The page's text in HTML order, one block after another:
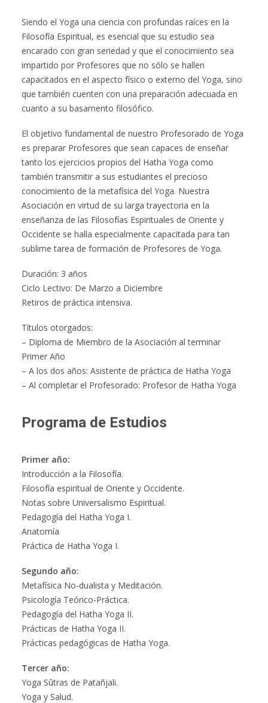
Siendo el Yoga una ciencia con profundas raíces en la
Filosofía Espiritual, es esencial que su estudio sea
encarado con gran seriedad y que el conocimiento sea
impartido por Profesores que no sólo se hallen
capacitados en el aspecto físico o externo del Yoga, sino
que también cuenten con una preparación adecuada en
cuanto a su basamento filosófico.
El objetivo fundamental de nuestro Profesorado de Yoga
es preparar Profesores que sean capaces de enseñar
tanto los ejercicios propios del Hatha Yoga como
también transmitir a sus estudiantes el precioso
conocimiento de la metafísica del Yoga. Nuestra
Asociación en virtud de su larga trayectoria en la
enseñanza de las Filosofías Espirituales de Oriente y
Occidente se halla especialmente capacitada para tan
sublime tarea de formación de Profesores de Yoga.
Duración: 3 años
Ciclo Lectivo: De Marzo a Diciembre
Retiros de práctica intensiva.
Títulos otorgados:
– Diploma de Miembro de la Asociación al terminar
Primer Año
– A los dos años: Asistente de práctica de Hatha Yoga
– Al completar el Profesorado: Profesor de Hatha Yoga
Programa de Estudios
Primer año:
Introducción a la Filosofía.
Filosofía espiritual de Oriente y Occidente.
Notas sobre Universalismo Espiritual.
Pedagogía del Hatha Yoga I.
Anatomía
Práctica de Hatha Yoga I.
Segundo año:
Metafísica No-dualista y Meditación.
Psicología Teórico-Práctica.
Pedagogía del Hatha Yoga II.
Prácticas de Hatha Yoga II.
Prácticas pedagógicas de Hatha Yoga.
Tercer año:
Yoga Sûtras de Patañjali.
Yoga y Salud.